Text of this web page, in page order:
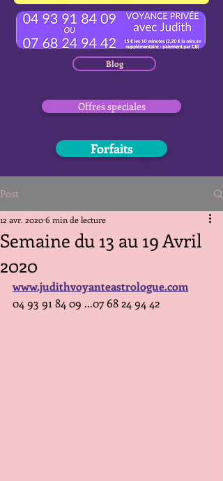
Blog
Offres speciales
Forfaits
Post
Semaine du 13 au 19 Avril
2020
12 avr. 20206 min de lecture
www.judithvoyanteastrologue.com
04 93 91 84 09 ...07 68 24 94 42